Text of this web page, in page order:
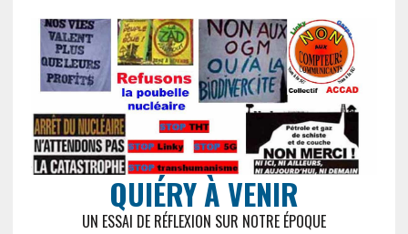
QUIÉRY À VENIR
UN ESSAI DE RÉFLEXION SUR NOTRE ÉPOQUE